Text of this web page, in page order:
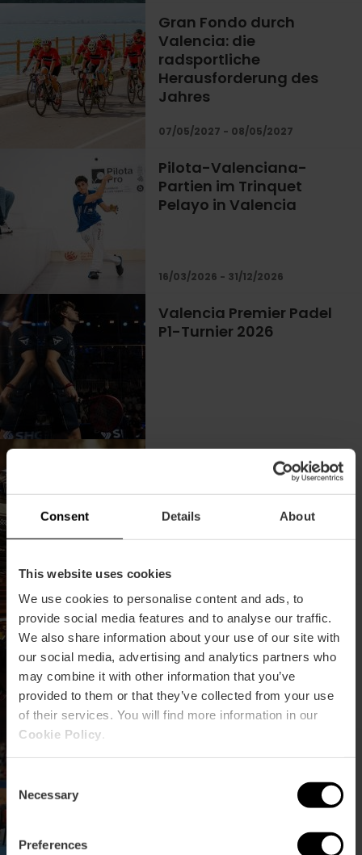
Consent Details About
This website uses cookies
We use cookies to personalise content and ads, to
provide social media features and to analyse our traffic.
We also share information about your use of our site with
our social media, advertising and analytics partners who
may combine it with other information that you’ve
provided to them or that they’ve collected from your use
of their services. You will find more information in our
Cookie Policy
Selection
Necessary
Preferences
Gran Fondo durch
Valencia: die
radsportliche
Herausforderung des
Jahres
07/05/2027 - 08/05/2027
Pilota-Valenciana-
Partien im Trinquet
Pelayo in Valencia
16/03/2026 - 31/12/2026
Valencia Premier Padel
P1-Turnier 2026
Motorradtouren, um
Valencia zu entdecken
Laufen Sie mit bei der San
Silvestre 2025 in Valencia